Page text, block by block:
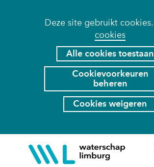
Cookies
toestaan?
Deze site gebruikt cookies.
cookies
kan
gebruik
cookies
website
worden
Alle cookies toestaan
Cookievoorkeuren
beheren
Cookies weigeren
naar